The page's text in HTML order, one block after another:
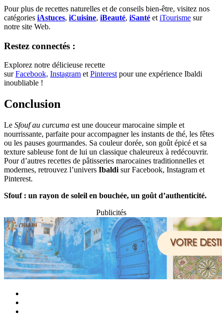
Pour plus de recettes naturelles et de conseils bien-être, visitez nos
catégories iAstuces, iCuisine, iBeauté, iSanté et iTourisme sur
notre site Web.
Restez connectés :
Explorez notre délicieuse recette
surFacebook, Instagram etPinterestpour une expérience Ibaldi
inoubliable !
Conclusion
Le Sfouf au curcuma est une douceur marocaine simple et
nourrissante, parfaite pour accompagner les instants de thé, les fêtes
ou les pauses gourmandes. Sa couleur dorée, son goût épicé et sa
texture sableuse font de lui un classique chaleureux à redécouvrir.
Pour d’autres recettes de pâtisseries marocaines traditionnelles et
modernes, retrouvez l’univers Ibaldi sur Facebook, Instagram et
Pinterest.
Sfouf : un rayon de soleil en bouchée, un goût d’authenticité.
Publicités